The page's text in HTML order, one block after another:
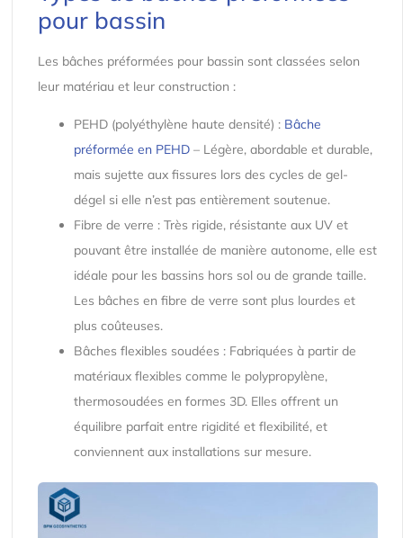
pour bassin
Les bâches préformées pour bassin sont classées selon
leur matériau et leur construction :
PEHD (polyéthylène haute densité) : Bâche
préformée en PEHD– Légère, abordable et durable,
mais sujette aux fissures lors des cycles de gel-
dégel si elle n’est pas entièrement soutenue.
Fibre de verre : Très rigide, résistante aux UV et
pouvant être installée de manière autonome, elle est
idéale pour les bassins hors sol ou de grande taille.
Les bâches en fibre de verre sont plus lourdes et
plus coûteuses.
Bâches flexibles soudées : Fabriquées à partir de
matériaux flexibles comme le polypropylène,
thermosoudées en formes 3D. Elles offrent un
équilibre parfait entre rigidité et flexibilité, et
conviennent aux installations sur mesure.